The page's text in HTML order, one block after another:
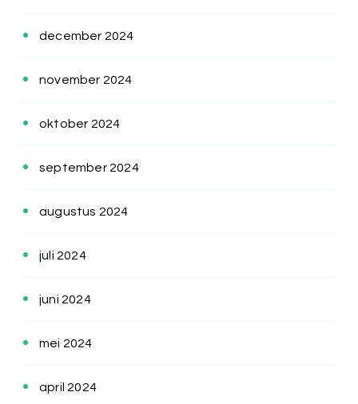
december 2024
november 2024
oktober 2024
september 2024
augustus 2024
juli 2024
juni 2024
mei 2024
april 2024